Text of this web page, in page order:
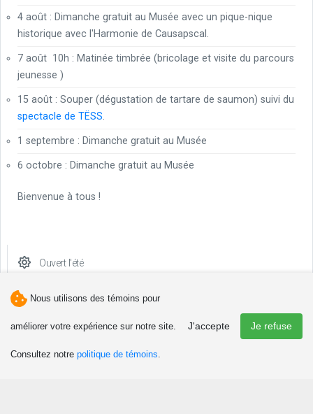
4 août : Dimanche gratuit au Musée avec un pique-nique
historique avec l'Harmonie de Causapscal.
7 août 10h : Matinée timbrée (bricolage et visite du parcours
jeunesse )
15 août : Souper (dégustation de tartare de saumon) suivi du
spectacle de TËSS.
1 septembre : Dimanche gratuit au Musée
6 octobre : Dimanche gratuit au Musée
Bienvenue à tous !
Ouvert l'été
Téléphone(s)
Nous utilisons des témoins pour
améliorer votre expérience sur notre site.
Consultez notre politique de témoins.
J'accepte Je refuse